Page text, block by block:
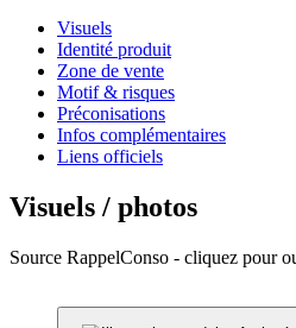
Visuels
Identité produit
Zone de vente
Motif & risques
Préconisations
Infos complémentaires
Liens officiels
Visuels / photos
Source RappelConso - cliquez pour